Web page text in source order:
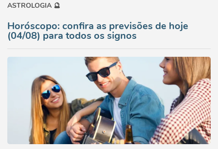
ASTROLOGIA 🔮
Horóscopo: confira as previsões de hoje
(04/08) para todos os signos